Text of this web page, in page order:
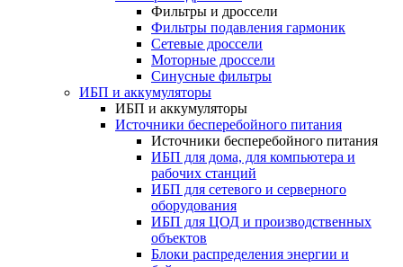
Фильтры и дроссели
Фильтры подавления гармоник
Сетевые дроссели
Моторные дроссели
Синусные фильтры
ИБП и аккумуляторы
ИБП и аккумуляторы
Источники бесперебойного питания
Источники бесперебойного питания
ИБП для дома, для компьютера и
рабочих станций
ИБП для сетевого и серверного
оборудования
ИБП для ЦОД и производственных
объектов
Блоки распределения энергии и